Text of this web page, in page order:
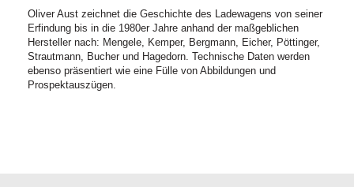
Oliver Aust zeichnet die Geschichte des Ladewagens von seiner
Erfindung bis in die 1980er Jahre anhand der maßgeblichen
Hersteller nach: Mengele, Kemper, Bergmann, Eicher, Pöttinger,
Strautmann, Bucher und Hagedorn. Technische Daten werden
ebenso präsentiert wie eine Fülle von Abbildungen und
Prospektauszügen.